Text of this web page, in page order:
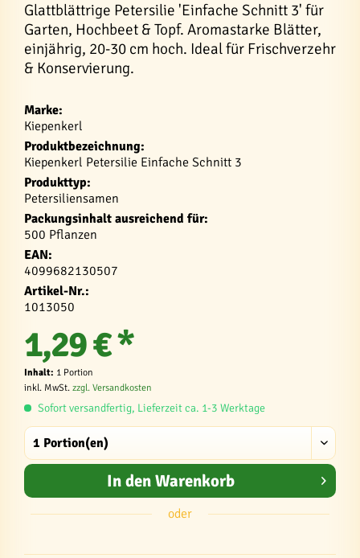
Glattblättrige Petersilie 'Einfache Schnitt 3' für
Garten, Hochbeet & Topf. Aromastarke Blätter,
einjährig, 20-30 cm hoch. Ideal für Frischverzehr
& Konservierung.
Marke:
Kiepenkerl
Produktbezeichnung:
Kiepenkerl Petersilie Einfache Schnitt 3
Produkttyp:
Petersiliensamen
Packungsinhalt ausreichend für:
500 Pflanzen
EAN:
4099682130507
Artikel-Nr.:
1013050
1,29 € *
Inhalt: 1 Portion
inkl. MwSt. zzgl. Versandkosten
Sofort versandfertig, Lieferzeit ca. 1-3 Werktage
In den Warenkorb
oder